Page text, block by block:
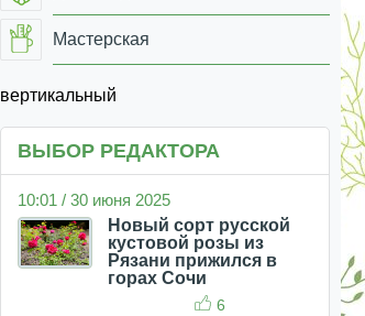
Мастерская
вертикальный
ВЫБОР РЕДАКТОРА
10:01 / 30 июня 2025
Новый сорт русской
кустовой розы из
Рязани прижился в
горах Сочи
6